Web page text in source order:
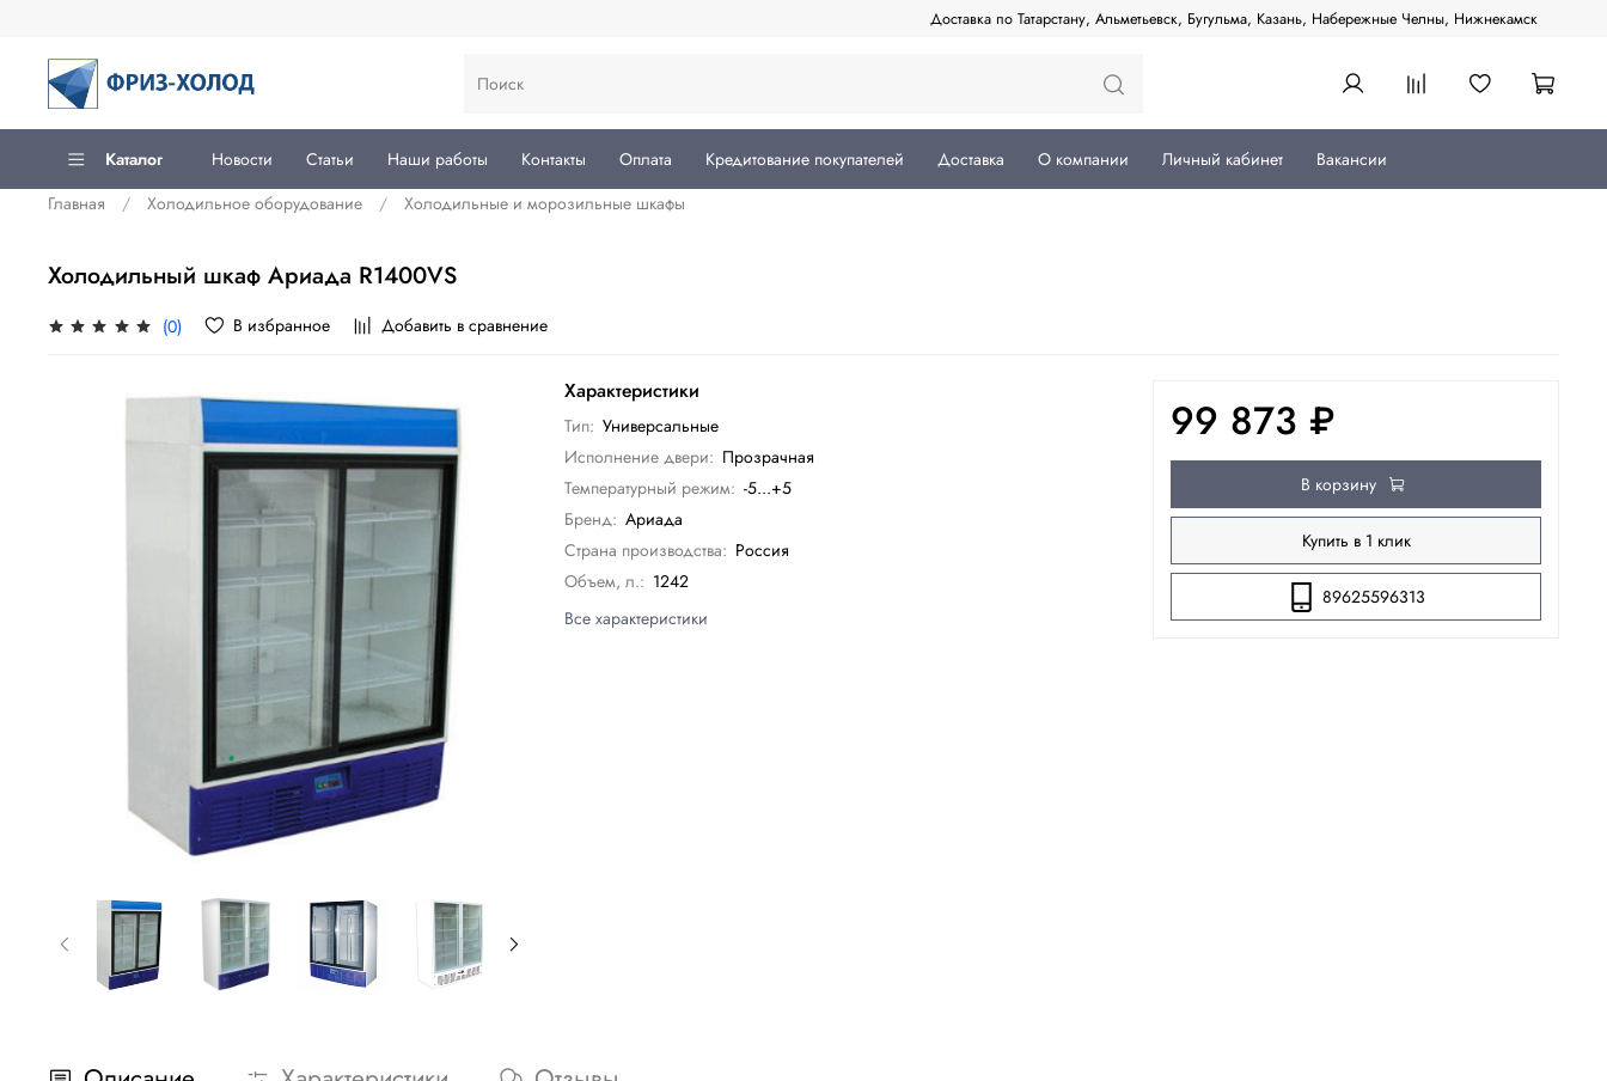
Доставка по Татарстану, Альметьевск, Бугульма, Казань, Набережные Челны, Нижнекамск
Каталог Новости Статьи Наши работы Контакты Оплата Кредитование покупателей Доставка О компании Личный кабинет
Вакансии
Главная
Холодильное оборудование Холодильные и морозильные шкафы
Холодильный шкаф Ариада R1400VS
(0) В избранное Добавить в сравнение
Характеристики
Тип: Универсальные
Исполнение двери: Прозрачная
Температурный режим: -5...+5
Бренд: Ариада
Страна производства: Россия
Объем, л.: 1242
Все характеристики
99 873 ₽
В корзину
Купить в 1 клик
89625596313